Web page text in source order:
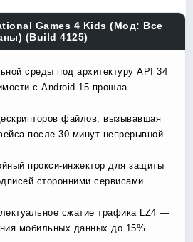
Games 4 Kids (Мод: Все
(Build 4125)
среды под архитектуру API 34
с Android 15 прошла
файлов, вызывавшая
после 30 минут непрерывной
прокси-инжектор для защиты
сторонними сервисами
сжатие трафика LZ4 —
мобильных данных до 15%.